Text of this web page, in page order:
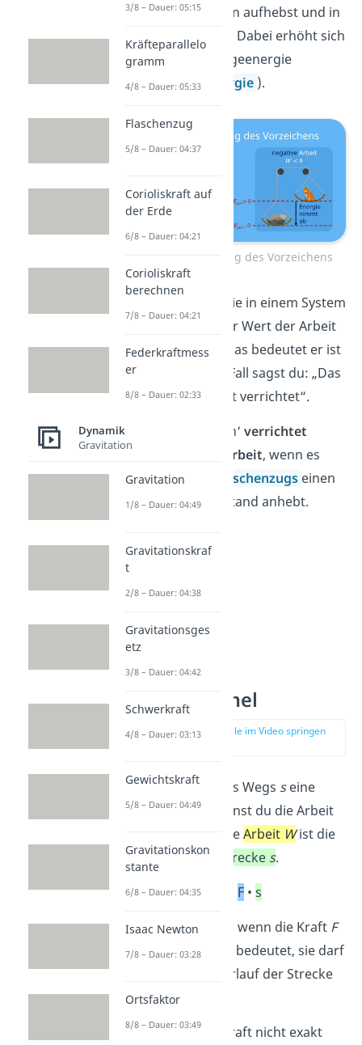
du ihn vom Boden aufhebst und in
eine Schale legst. Dabei erhöht sich
nämlich seine Lageenergie
(potentielle Energie ).
Arbeit: Bedeutung des Vorzeichens
Nimmt die Energie in einem System
aber ab, so ist der Wert der Arbeit
kleiner als Null. Das bedeutet er ist
negativ
. In dem Fall sagst du: „Das
System hat Arbeit verrichtet“.
Das System ‚Stein‘ verrichtet
beispielsweise Arbeit, wenn es
mithilfe eines
Flaschenzugs einen
anderen Gegenstand anhebt.
Arbeit Formel
zur Stelle im Video springen
Wenn entlang des Wegs seine
KraftFwirkt, kannst du die Arbeit
so berechnen: DieArbeit Wist die
KraftFmal die Strecke s.
F •s
Das gilt aber nur, wenn die Kraft F
konstantist. Das bedeutet, sie darf
sich über den Verlauf der Strecke
nicht verändern.
Auch wenn die Kraft nicht exakt
3/8 – Dauer: 05:15
Kräfteparallelo
gramm
4/8 – Dauer: 05:33
Flaschenzug
5/8 – Dauer: 04:37
Corioliskraft auf
der Erde
6/8 – Dauer: 04:21
Corioliskraft
berechnen
7/8 – Dauer: 04:21
Federkraftmess
er
8/8 – Dauer: 02:33
Dynamik
Gravitation
Gravitation
1/8 – Dauer: 04:49
Gravitationskraf
t
2/8 – Dauer: 04:38
Gravitationsges
etz
3/8 – Dauer: 04:42
Schwerkraft
4/8 – Dauer: 03:13
Gewichtskraft
5/8 – Dauer: 04:49
Gravitationskon
stante
6/8 – Dauer: 04:35
Isaac Newton
7/8 – Dauer: 03:28
Ortsfaktor
8/8 – Dauer: 03:49